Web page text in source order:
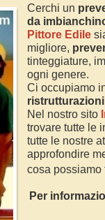
Cerchi un
da
Pittore Edile
migliore,
tinteggiature,
ogni genere.
Ci occupiamo
ristrutturazioni
Nel nostro sito
trovare tutte le
tutte le nostre
approfondire
cosa possiamo
Per